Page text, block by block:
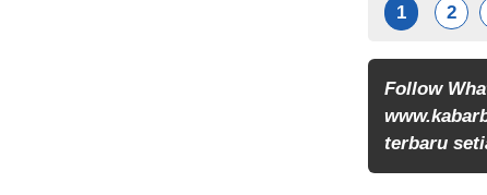
1
2
Follow
terbaru